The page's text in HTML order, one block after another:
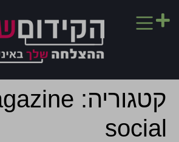
קטגוריה:
social